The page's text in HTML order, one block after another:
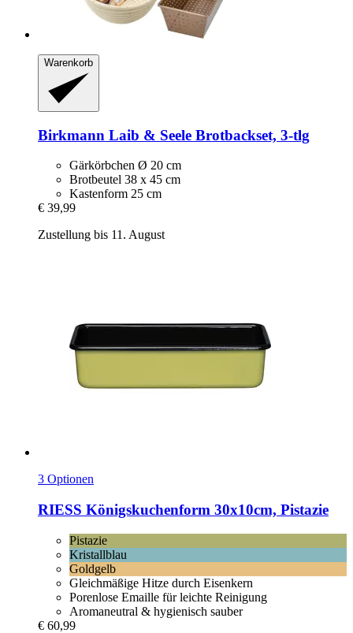
Warenkorb
Birkmann Laib & Seele Brotbackset, 3-​tlg
Gärkörbchen Ø 20 cm
Brotbeutel 38 x 45 cm
Kastenform 25 cm
€ 39,99
Zustellung bis 11. August
3 Optionen
RIESS Königskuchenform 30x10cm, Pistazie
Pistazie
Kristallblau
Goldgelb
Gleichmäßige Hitze durch Eisenkern
Porenlose Emaille für leichte Reinigung
Aromaneutral & hygienisch sauber
€ 60,99